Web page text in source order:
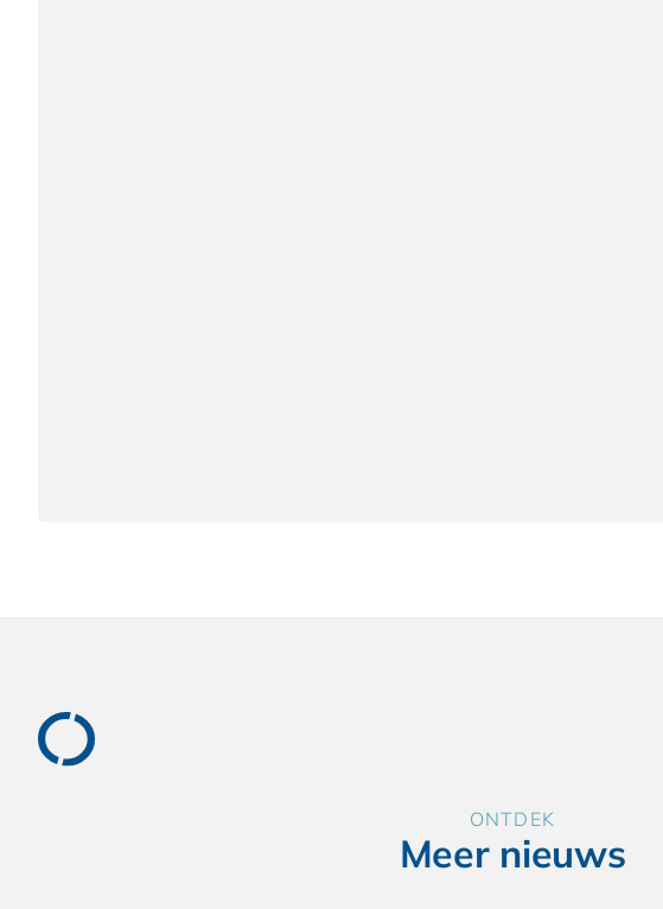
ONTDEK
Meer nieuws